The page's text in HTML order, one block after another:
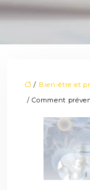
/ Bien-être et
/ Comment